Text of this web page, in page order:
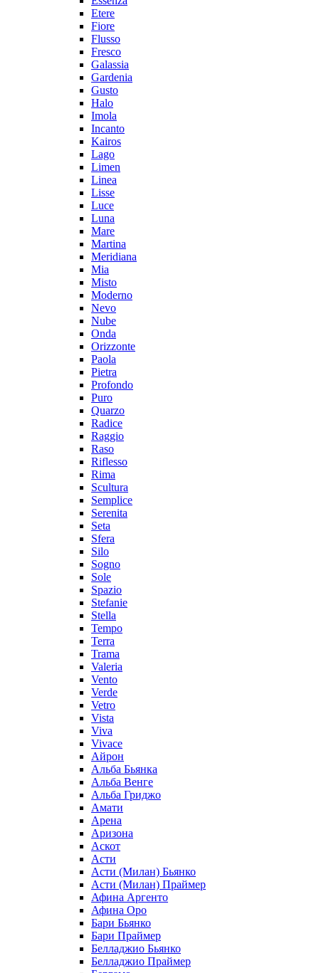
Etere
Fiore
Flusso
Fresco
Galassia
Gardenia
Gusto
Halo
Imola
Incanto
Kairos
Lago
Limen
Linea
Lisse
Luce
Luna
Mare
Martina
Meridiana
Mia
Misto
Moderno
Nevo
Nube
Onda
Orizzonte
Paola
Pietra
Profondo
Puro
Quarzo
Radice
Raggio
Raso
Riflesso
Rima
Scultura
Semplice
Serenita
Seta
Sfera
Silo
Sogno
Sole
Spazio
Stefanie
Stella
Tempo
Terra
Trama
Valeria
Vento
Verde
Vetro
Vista
Viva
Vivace
Айрон
Альба Бьянка
Альба Венге
Альба Гриджо
Амати
Арена
Аризона
Аскот
Асти
Асти (Милан) Бьянко
Асти (Милан) Праймер
Афина Аргенто
Афина Оро
Бари Бьянко
Бари Праймер
Белладжио Бьянко
Белладжио Праймер